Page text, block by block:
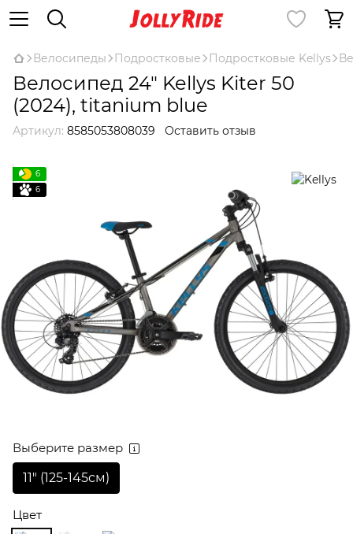
Велосипеды Подростковые Подростковые Kellys
Велосипед 24" Kellys Kiter 50
(2024), titanium blue
Артикул: 8585053808039 Оставить отзыв
6
6
Выберите размер
11″ (125-145см)
Цвет